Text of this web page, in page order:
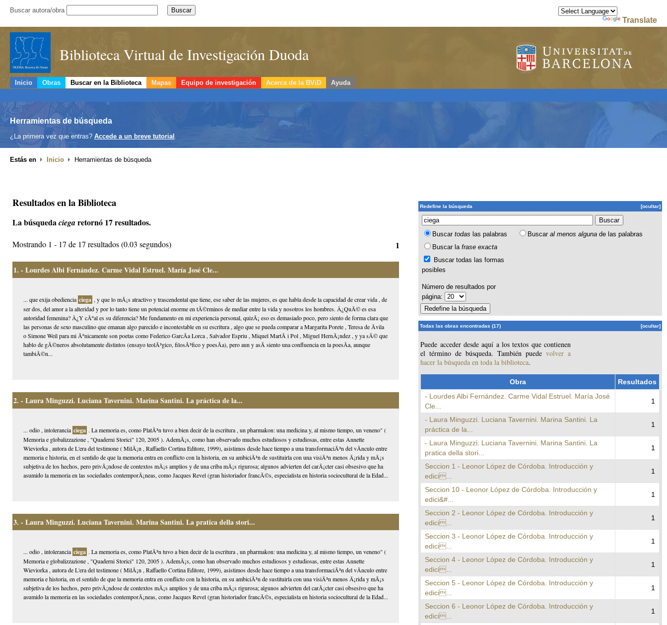
Translate
Buscar autora/obra
Biblioteca Virtual de Investigación Duoda
Inicio Obras Buscar en la Biblioteca Mapas Equipo de investigación Acerca de la BViD Ayuda
Herramientas de búsqueda
¿La primera vez que entras? Accede a un breve tutorial .
Estás en Inicio Herramientas de búsqueda
Resultados en la Biblioteca
La búsquedaciegaretornó 17 resultados.
Mostrando 1 - 17 de 17 resultados (0.03 segundos) 1
1. - Lourdes Albi Fernández. Carme Vidal Estruel. María José Cle...
... que exija obediencia ciega , y que lo mÃ¡s atractivo y trascendental que tiene, ese saber de las mujeres, es que habla desde la capacidad de crear vida , de
ser dos, del amor a la alteridad y por lo tanto tiene un potencial enorme en tÃ©rminos de mediar entre la vida y nosotros los hombres. Â¿QuÃ© es esa
autoridad femenina? Â¿Y cÃºal es su diferencia? Me fundamento en mi experiencia personal, quizÃ¡ eso es demasiado poco, pero siento de forma clara que
las personas de sexo masculino que emanan algo parecido e incontestable en su escritura , algo que se pueda comparar a Margarita Porete , Teresa de Ãvila
o Simone Weil para mi Ãºnicamente son poetas como Federico GarcÃ­a Lorca , Salvador Espriu , Miquel MartÃ­ i Pol , Miguel HernÃ¡ndez , y ya sÃ© que
hablo de gÃ©neros absolutamente distintos (ensayo teolÃ³gico, filosÃ³fico y poesÃ­a), pero aun y asÃ­ siento una confluencia en la poesÃ­a, aunque
tambiÃ©n...
2. - Laura Minguzzi. Luciana Tavernini. Marina Santini. La práctica de la...
... odio , intolerancia ciega . La memoria es, como PlatÃ³n tuvo a bien decir de la escritura , un pharmakon: una medicina y, al mismo tiempo, un veneno" (
Memoria e globalizzazione , "Quaderni Storici" 120, 2005 ). AdemÃ¡s, como han observado muchos estudiosos y estudiosas, entre estas Annette
Wieviorka , autora de L'era del testimone ( MilÃ¡n , Raffaello Cortina Editore, 1999), asistimos desde hace tiempo a una transformaciÃ³n del vÃ­nculo entre
memoria e historia, en el sentido de que la memoria entra en conflicto con la historia, en su ambiciÃ³n de sustituirla con una visiÃ³n menos Ã¡rida y mÃ¡s
subjetiva de los hechos, pero privÃ¡ndose de contextos mÃ¡s amplios y de una criba mÃ¡s rigurosa; algunos advierten del carÃ¡cter casi obsesivo que ha
asumido la memoria en las sociedades contemporÃ¡neas, como Jacques Revel (gran historiador francÃ©s, especialista en historia sociocultural de la Edad...
3. - Laura Minguzzi. Luciana Tavernini. Marina Santini. La pratica della stori...
... odio , intolerancia ciega . La memoria es, como PlatÃ³n tuvo a bien decir de la escritura , un pharmakon: una medicina y, al mismo tiempo, un veneno" (
Memoria e globalizzazione , "Quaderni Storici" 120, 2005 ). AdemÃ¡s, como han observado muchos estudiosos y estudiosas, entre estas Annette
Wieviorka , autora de L'era del testimone ( MilÃ¡n , Raffaello Cortina Editore, 1999), asistimos desde hace tiempo a una transformaciÃ³n del vÃ­nculo entre
memoria e historia, en el sentido de que la memoria entra en conflicto con la historia, en su ambiciÃ³n de sustituirla con una visiÃ³n menos Ã¡rida y mÃ¡s
subjetiva de los hechos, pero privÃ¡ndose de contextos mÃ¡s amplios y de una criba mÃ¡s rigurosa; algunos advierten del carÃ¡cter casi obsesivo que ha
asumido la memoria en las sociedades contemporÃ¡neas, como Jacques Revel (gran historiador francÃ©s, especialista en historia sociocultural de la Edad...
[ocultar]
Redefine la búsqueda
Buscartodaslas palabras Buscaral menos algunade las palabras
Buscar lafrase exacta
Buscar todas las formas
posibles
Número de resultados por
página:
[ocultar]
Todas las obras encontradas (17)
Puede acceder desde aquí a los textos que contienen
el término de búsqueda. También puedevolver a
hacer la búsqueda en toda la biblioteca.
Obra
Resultados
- Lourdes Albi Fernández. Carme Vidal Estruel. María José
Cle...
1
- Laura Minguzzi. Luciana Tavernini. Marina Santini. La
práctica de la...
1
- Laura Minguzzi. Luciana Tavernini. Marina Santini. La
pratica della stori...
1
Seccion 1 - Leonor López de Córdoba. Introducción y
edici...
1
Seccion 10 - Leonor López de Córdoba. Introducción y
edici&#...
1
Seccion 2 - Leonor López de Córdoba. Introducción y
edici...
1
Seccion 3 - Leonor López de Córdoba. Introducción y
edici...
1
Seccion 4 - Leonor López de Córdoba. Introducción y
edici...
1
Seccion 5 - Leonor López de Córdoba. Introducción y
edici...
1
Seccion 6 - Leonor López de Córdoba. Introducción y
edici...
1